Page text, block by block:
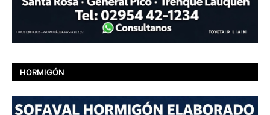
HORMIGÓN